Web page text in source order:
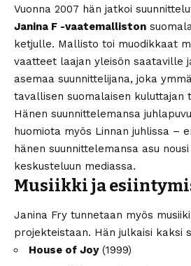
Vuonna 2007 hän jatkoi
Janina F -vaatemalliston
ketjulle. Mallisto toi muodikkaat
vaatteet laajan yleisön saataville
asemaa suunnittelijana, joka
tavallisen suomalaisen kuluttajan
Hänen suunnittelemansa
huomiota myös Linnan juhlissa –
hänen suunnittelemansa asu
keskusteluun mediassa.
Musiikki ja
Janina Fry tunnetaan myös
projekteistaan. Hän julkaisi kaksi
House of Joy(1999)